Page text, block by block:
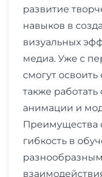
развитие
навыков в
визуальных
медиа. Уже с
смогут
также
анимации и
Преимущества
гибкость в